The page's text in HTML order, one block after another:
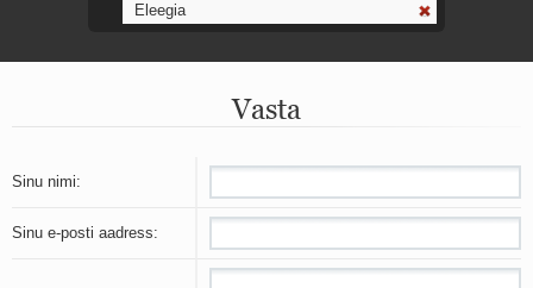
Eleegia
Ahtumine
Mu isamaa on minu arm
Ih-ih-hii ja ah-ah-haa
Päikeselapsed
Laul võimalusest
Vasta
Sinu nimi:
Sinu e-posti aadress: